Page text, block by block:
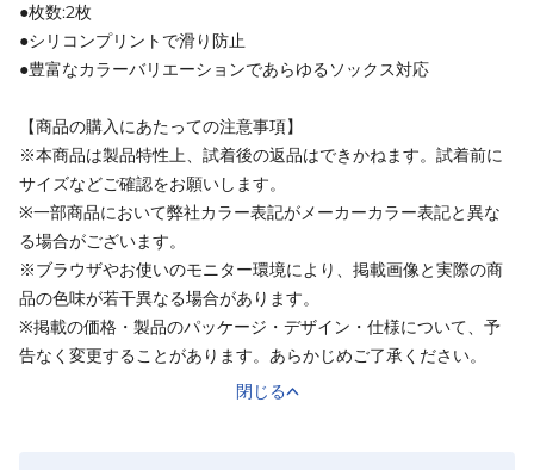
●枚数:2枚
●シリコンプリントで滑り防止
●豊富なカラーバリエーションであらゆるソックス対応
【商品の購入にあたっての注意事項】
※本商品は製品特性上、試着後の返品はできかねます。試着前に
サイズなどご確認をお願いします。
※一部商品において弊社カラー表記がメーカーカラー表記と異な
る場合がございます。
※ブラウザやお使いのモニター環境により、掲載画像と実際の商
品の色味が若干異なる場合があります。
※掲載の価格・製品のパッケージ・デザイン・仕様について、予
告なく変更することがあります。あらかじめご了承ください。
閉じる